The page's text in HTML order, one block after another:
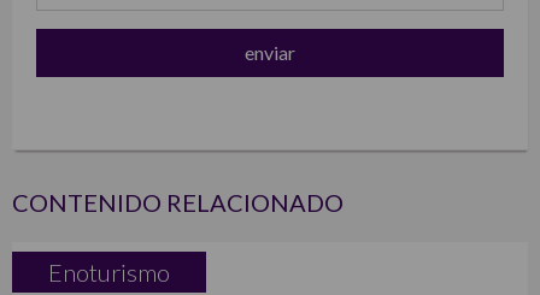
CONTENIDO RELACIONADO
Enoturismo